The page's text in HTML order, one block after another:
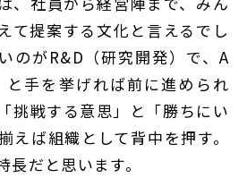
て提案する文化と言えるでし
のがR&D（研究開発）で、A
と手を挙げれば前に進められ
挑戦する意思」と「勝ちにい
えば組織として背中を押す。
だと思います。